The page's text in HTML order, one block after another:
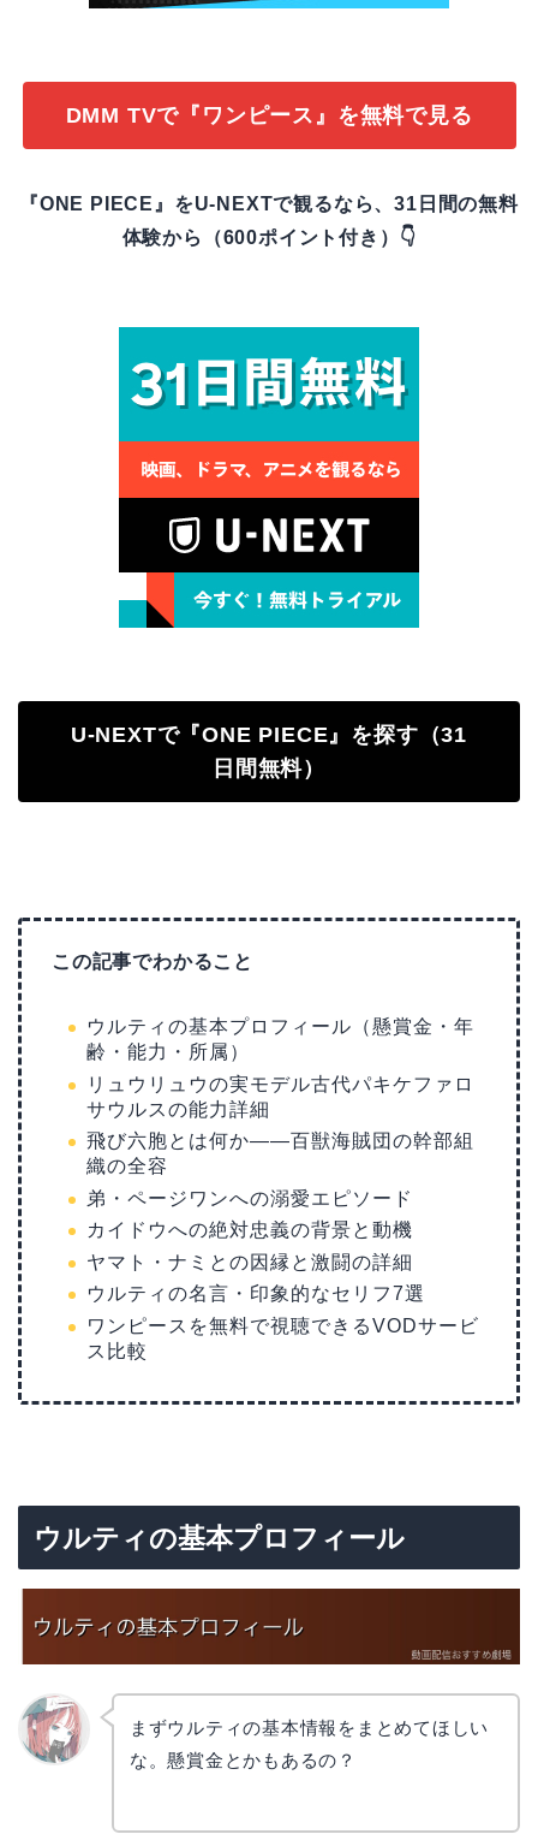
DMM TVで『ワンピース』を無料で見る
『ONE PIECE』をU-NEXTで観るなら、31日間の無料
体験から（600ポイント付き）👇
U-NEXTで『ONE PIECE』を探す（31
日間無料）
この記事でわかること
ウルティの基本プロフィール（懸賞金・年
齢・能力・所属）
リュウリュウの実モデル古代パキケファロ
サウルスの能力詳細
飛び六胞とは何か——百獣海賊団の幹部組
織の全容
弟・ページワンへの溺愛エピソード
カイドウへの絶対忠義の背景と動機
ヤマト・ナミとの因縁と激闘の詳細
ウルティの名言・印象的なセリフ7選
ワンピースを無料で視聴できるVODサービ
ス比較
ウルティの基本プロフィール
まずウルティの基本情報をまとめてほしい
な。懸賞金とかもあるの？